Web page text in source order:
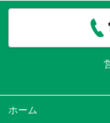
ホーム